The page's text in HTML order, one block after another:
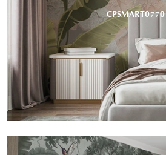
CPSMART0770